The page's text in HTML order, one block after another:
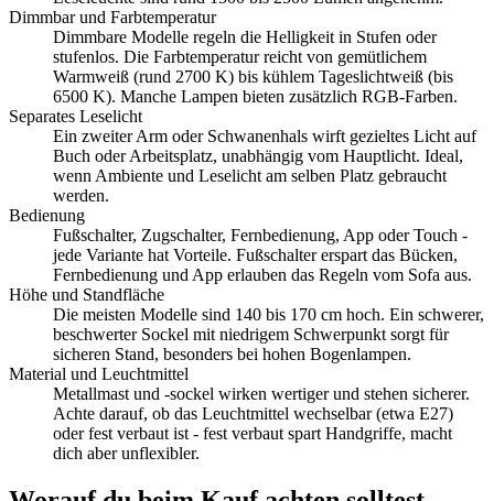
Dimmbar und Farbtemperatur
Dimmbare Modelle regeln die Helligkeit in Stufen oder
stufenlos. Die Farbtemperatur reicht von gemütlichem
Warmweiß (rund 2700 K) bis kühlem Tageslichtweiß (bis
6500 K). Manche Lampen bieten zusätzlich RGB-Farben.
Separates Leselicht
Ein zweiter Arm oder Schwanenhals wirft gezieltes Licht auf
Buch oder Arbeitsplatz, unabhängig vom Hauptlicht. Ideal,
wenn Ambiente und Leselicht am selben Platz gebraucht
werden.
Bedienung
Fußschalter, Zugschalter, Fernbedienung, App oder Touch -
jede Variante hat Vorteile. Fußschalter erspart das Bücken,
Fernbedienung und App erlauben das Regeln vom Sofa aus.
Höhe und Standfläche
Die meisten Modelle sind 140 bis 170 cm hoch. Ein schwerer,
beschwerter Sockel mit niedrigem Schwerpunkt sorgt für
sicheren Stand, besonders bei hohen Bogenlampen.
Material und Leuchtmittel
Metallmast und -sockel wirken wertiger und stehen sicherer.
Achte darauf, ob das Leuchtmittel wechselbar (etwa E27)
oder fest verbaut ist - fest verbaut spart Handgriffe, macht
dich aber unflexibler.